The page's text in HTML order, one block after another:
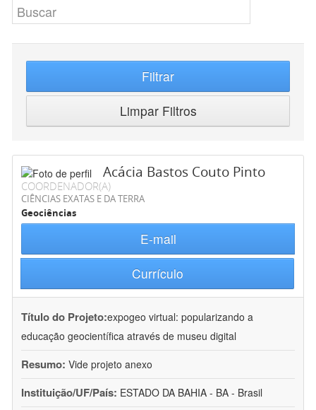
Filtrar
Limpar Filtros
Acácia Bastos Couto Pinto
COORDENADOR(A)
CIÊNCIAS EXATAS E DA TERRA
Geociências
E-mail
Currículo
Título do Projeto:expogeo virtual: popularizando a
educação geocientífica através de museu digital
Resumo: Vide projeto anexo
Instituição/UF/País: ESTADO DA BAHIA - BA - Brasil